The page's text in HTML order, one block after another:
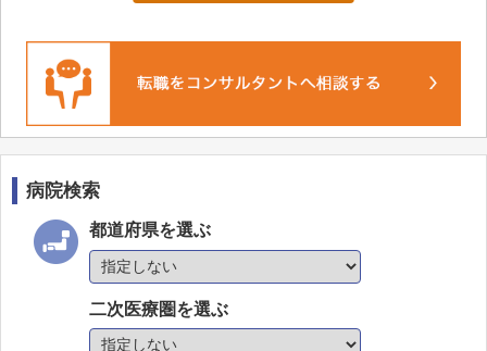
病院検索
都道府県を選ぶ
二次医療圏を選ぶ